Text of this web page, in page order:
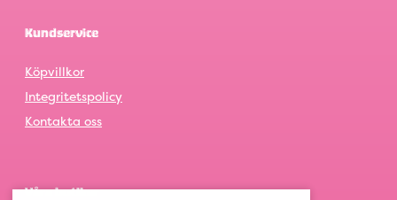
Kundservice
Köpvillkor
Integritetspolicy
Kontakta oss
Våra butiker